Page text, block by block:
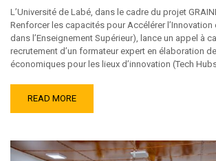
L’Université de Labé, dans le cadre du projet
Renforcer les capacités pour Accélérer l’Innovation
dans l’Enseignement Supérieur), lance un appel à
recrutement d’un formateur expert en élaboration
économiques pour les lieux d’innovation (Tech
READ MORE